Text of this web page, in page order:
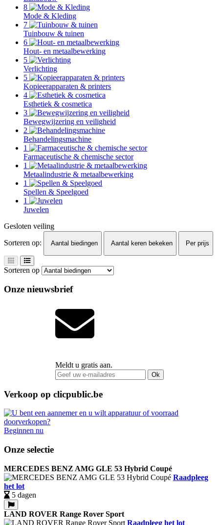
8
Mode & Kleding
7
Tuinbouw & tuinen
6
Hout- en metaalbewerking
5
Verlichting
5
Kopieerapparaten & printers
4
Esthetiek & cosmetica
3
Bewegwijzering en veiligheid
2
Behandelingsmachine
1
Farmaceutische & chemische sector
1
Metaalindustrie & metaalbewerking
1
Spellen & Speelgoed
1
Juwelen
Gesloten veiling
Sorteren op:
Aantal biedingen Aantal keren bekeken Per prijs
Sorteren op
Onze nieuwsbrief
Meldt u gratis aan.
Ok
Verkoop op clicpublic.be
Beginnen nu
Onze selectie
MERCEDES BENZ AMG GLE 53 Hybrid Coupé
Raadpleeg
het lot
5 dagen
LAND ROVER Range Rover Sport
Raadpleeg het lot